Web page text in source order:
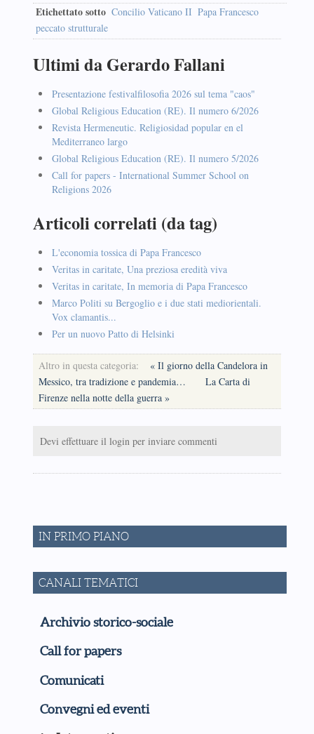
Etichettato sotto Concilio Vaticano II Papa Francesco
peccato strutturale
Ultimi da Gerardo Fallani
Presentazione festivalfilosofia 2026 sul tema "caos"
Global Religious Education (RE). Il numero 6/2026
Revista Hermeneutic. Religiosidad popular en el
Mediterraneo largo
Global Religious Education (RE). Il numero 5/2026
Call for papers - International Summer School on
Religions 2026
Articoli correlati (da tag)
L'economia tossica di Papa Francesco
Veritas in caritate, Una preziosa eredità viva
Veritas in caritate, In memoria di Papa Francesco
Marco Politi su Bergoglio e i due stati mediorientali.
Vox clamantis...
Per un nuovo Patto di Helsinki
Altro in questa categoria:
« Il giorno della Candelora in
Messico, tra tradizione e pandemia…
La Carta di
Firenze nella notte della guerra »
Devi effettuare il login per inviare commenti
IN PRIMO PIANO
CANALI TEMATICI
Archivio storico-sociale
Call for papers
Comunicati
Convegni ed eventi